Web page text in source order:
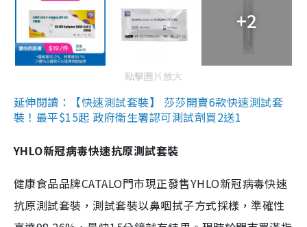
+2
點擊圖片放大
延伸閱讀：【快速測試套裝】 莎莎開賣6款快速測試套
裝！最平$15起 政府衛生署認可測試劑買2送1
YHLO新冠病毒快速抗原測試套裝
健康食品品牌CATALO門市現正發售YHLO新冠病毒快速
抗原測試套裝，測試套裝以鼻咽拭子方式採樣，準確性